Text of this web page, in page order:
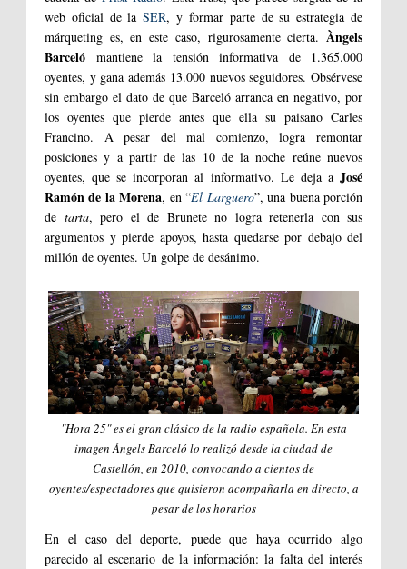
web oficial de laSER, y formar parte de su estrategia de
márqueting es, en este caso, rigurosamente cierta. Àngels
Barceló mantiene la tensión informativa de 1.365.000
oyentes, y gana además 13.000 nuevos seguidores. Obsérvese
sin embargo el dato de que Barceló arranca en negativo, por
los oyentes que pierde antes que ella su paisano Carles
Francino. A pesar del mal comienzo, logra remontar
posiciones y a partir de las 10 de la noche reúne nuevos
oyentes, que se incorporan al informativo. Le deja a José
Ramón de la Morena, en “El Larguero”, una buena porción
de tarta, pero el de Brunete no logra retenerla con sus
argumentos y pierde apoyos, hasta quedarse por debajo del
millón de oyentes. Un golpe de desánimo.
"Hora 25" es el gran clásico de la radio española. En esta
imagen Àngels Barceló lo realizó desde la ciudad de
Castellón, en 2010, convocando a cientos de
oyentes/espectadores que quisieron acompañarla en directo, a
pesar de los horarios
En el caso del deporte, puede que haya ocurrido algo
parecido al escenario de la información: la falta del interés